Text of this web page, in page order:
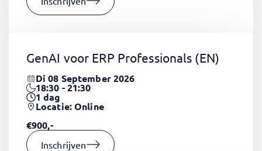
GenAI voor ERP Professionals (EN)
Di 08 September 2026
18:30 - 21:30
1dag
Locatie: Online
€900,-
Inschrijven